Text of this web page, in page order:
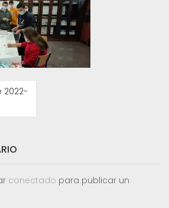
2022-
conectado para publicar un